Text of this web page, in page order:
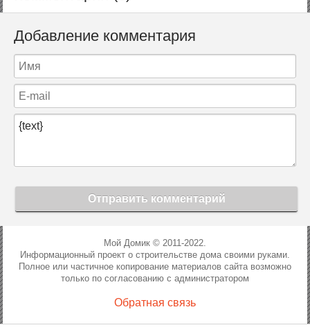
Добавление комментария
Отправить комментарий
Мой Домик © 2011-2022.
Информационный проект о строительстве дома своими руками.
Полное или частичное копирование материалов сайта возможно
только по согласованию с администратором
Обратная связь